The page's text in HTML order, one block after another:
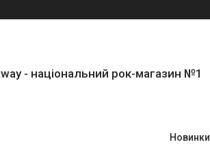
- національний рок-магазин №1
Новинки